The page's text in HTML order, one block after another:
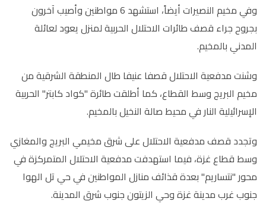
وفي مخيم النصيرات أيضاً، استشهد 6 مواطنين وأصيب آخرون
بجروح جراء قصف طائرات الاحتلال الحربية لمنزل يعود لعائلة
المدني بالمخيم.
وشنت مدفعية الاحتلال قصفا عنيفا طال المنطقة الشرقية من
مخيم البريج وسط القطاع، كما أطلقت طائرة "كواد كابتر" الحربية
الإسرائيلية النار في محيط صالة النخيل بالمخيم.
وتجدد قصف مدفعية الاحتلال على شرق مخيمي البريج والمغازي
وسط قطاع غزة، فيما استهدفت مدفعية الاحتلال المتمركزة في
محور "نتساريم" بعدة قذائف منازل المواطنين في حي تل الهوا
جنوب غرب مدينة غزة وحي الزيتون جنوب شرق المدينة.